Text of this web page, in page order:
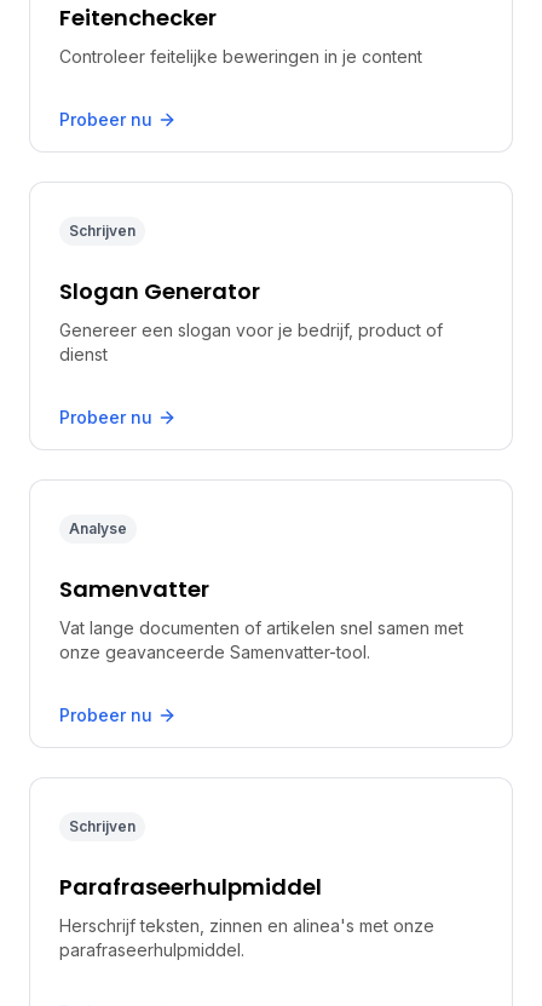
Feitenchecker
Controleer feitelijke beweringen in je content
Probeer nu
Schrijven
Slogan Generator
Genereer een slogan voor je bedrijf, product of
dienst
Probeer nu
Analyse
Samenvatter
Vat lange documenten of artikelen snel samen met
onze geavanceerde Samenvatter-tool.
Probeer nu
Schrijven
Parafraseerhulpmiddel
Herschrijf teksten, zinnen en alinea's met onze
parafraseerhulpmiddel.